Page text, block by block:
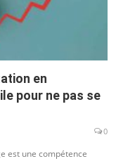
en
pour ne pas se
0
est une compétence